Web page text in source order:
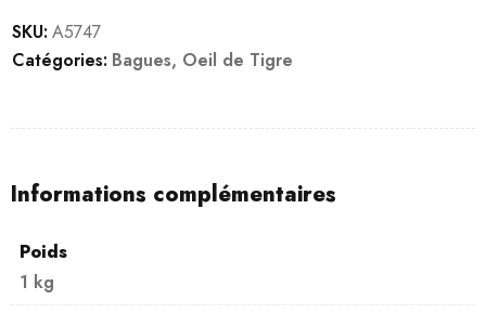
SKU: A5747
Catégories: Bagues, Oeil de Tigre
Informations complémentaires
Poids
1 kg